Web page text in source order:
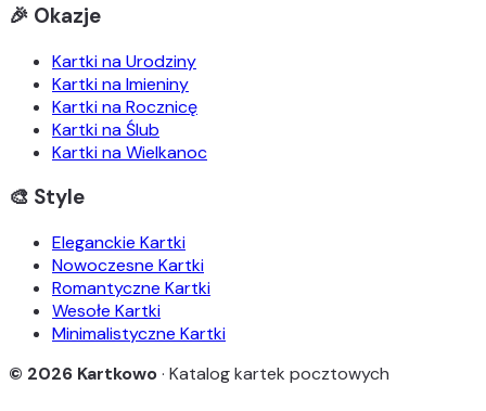
🎉 Okazje
Kartki na Urodziny
Kartki na Imieniny
Kartki na Rocznicę
Kartki na Ślub
Kartki na Wielkanoc
🎨 Style
Eleganckie Kartki
Nowoczesne Kartki
Romantyczne Kartki
Wesołe Kartki
Minimalistyczne Kartki
© 2026 Kartkowo· Katalog kartek pocztowych